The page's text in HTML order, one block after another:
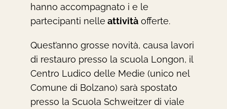
hanno accompagnato i e le
partecipanti nelle attivitàofferte.
Quest’anno grosse novità, causa lavori
di restauro presso la scuola Longon, il
Centro Ludico delle Medie (unico nel
Comune di Bolzano) sarà spostato
presso la Scuola Schweitzer di viale